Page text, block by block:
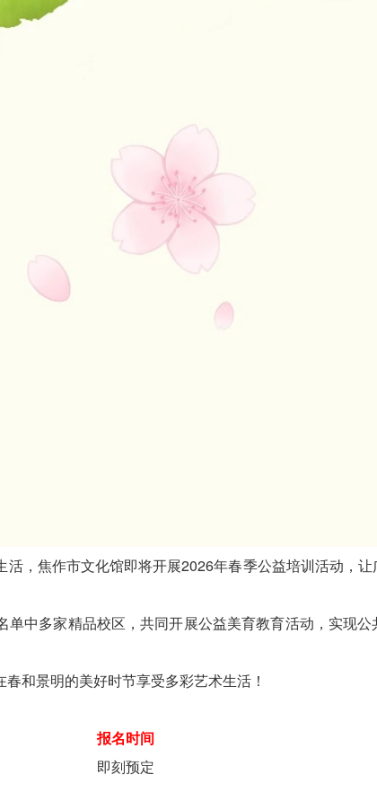
，焦作市文化馆即将开展2026年春季公益培训活动，
中多家精品校区，共同开展公益美育教育活动，实现公
和景明的美好时节享受多彩艺术生活！
报名时间
即刻预定